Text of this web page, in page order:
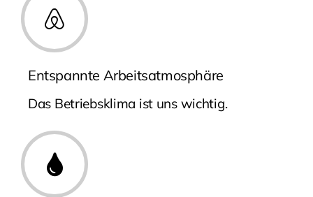
Entspannte Arbeitsatmosphäre
Das Betriebsklima ist uns wichtig.